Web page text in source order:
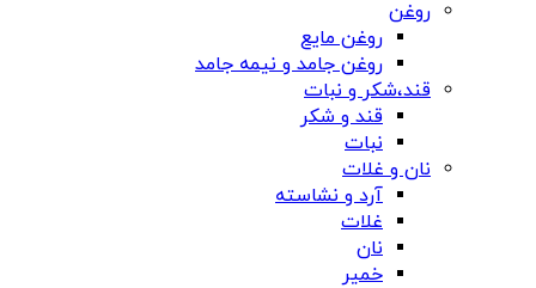
روغن
روغن مایع
روغن جامد و نیمه جامد
قند،شکر و نبات
قند و شکر
نبات
نان و غلات
آرد و نشاسته
غلات
نان
خمیر